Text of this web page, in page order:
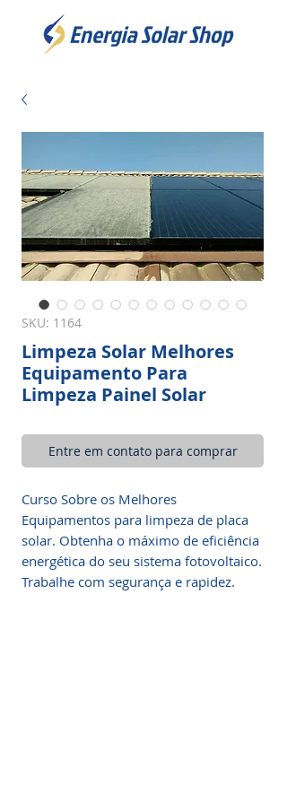
SKU: 1164
Limpeza Solar Melhores
Equipamento Para
Limpeza Painel Solar
Entre em contato para comprar
Curso Sobre os Melhores
Equipamentos para limpeza de placa
solar. Obtenha o máximo de eficiência
energética do seu sistema fotovoltaico.
Trabalhe com segurança e rapidez.